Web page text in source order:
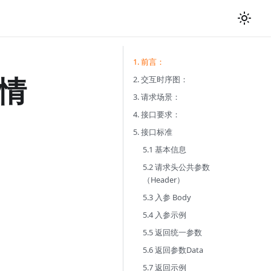
1. 前言：
2. 交互时序图：
3. 请求场景：
4. 接口要求：
5. 接口标准
5.1 基本信息
5.2 请求头公共参数
（Header）
5.3 入参 Body
5.4 入参示例
5.5 返回统一参数
5.6 返回参数Data
5.7 返回示例